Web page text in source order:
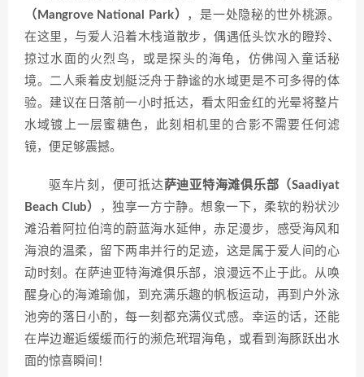
（Mangrove National Park）
，是一处隐秘的世外桃源。
在这里，与爱人沿着木栈道散步，偶遇低头饮水的瞪羚、
掠过水面的火烈鸟，或是探头的海龟，仿佛闯入童话秘
境。二人乘着皮划艇泛舟于静谧的水域更是不可多得的体
验。建议在日落前一小时抵达，看太阳金红的光晕将整片
水域镀上一层蜜糖色，此刻相机里的合影不需要任何滤
镜，便足够震撼。
驱车片刻，便可抵达 萨迪亚特海滩俱乐部（Saadiyat
Beach Club）
，独享一方宁静。想象一下，柔软的粉状沙
滩沿着阿拉伯湾的蔚蓝海水延伸，赤足漫步，感受海风和
海浪的温柔，留下两串并行的足迹，这是属于爱人间的心
动时刻。在萨迪亚特海滩俱乐部，浪漫远不止于此。从唤
醒身心的海滩瑜伽，到充满乐趣的帆板运动，再到户外泳
池旁的落日小酌，每一刻都充满仪式感。幸运的话，还能
在岸边邂逅缓缓而行的濒危玳瑁海龟，或看到海豚跃出水
面的惊喜瞬间！